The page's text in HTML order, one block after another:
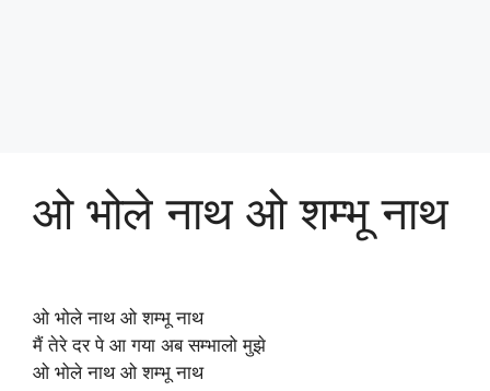
ओ भोले नाथ ओ शम्भू नाथ
ओ भोले नाथ ओ शम्भू नाथ
मैं तेरे दर पे आ गया अब सम्भालो मुझे
ओ भोले नाथ ओ शम्भू नाथ